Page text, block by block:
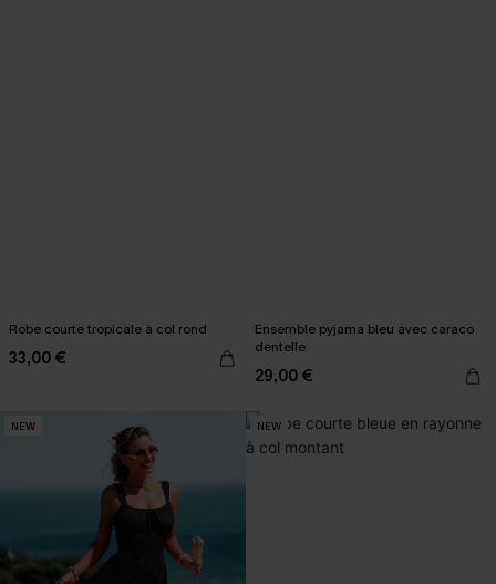
Robe courte tropicale à col rond
33,00 €
Ensemble pyjama bleu avec caraco
dentelle
29,00 €
NEW NEW